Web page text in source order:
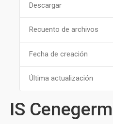
Descargar
Recuento de archivos
Fecha de creación
Última actualización
IS